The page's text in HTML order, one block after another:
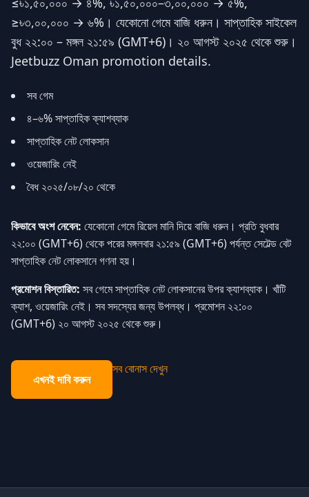
≥৳৩,০০,০০০ → ৬%। যেকোনো গেমে বাজি ধরুন। সাপ্তাহিক সাইকেল
বুধ ২২:০০ – মঙ্গল ২১:৫৯ (GMT+6)। ২০ আগস্ট ২০২৫ থেকে শুরু।
Jeetbuzz Oman promotion details.
সব গেম
৪–৬% সাপ্তাহিক ক্যাশব্যাক
সাপ্তাহিক নেট লোকসান
ওয়েজারিং নেই
বৈধ ২০২৫/০৮/২০ থেকে
কিভাবে অংশ নেবেন: যেকোনো গেমে রিয়েল মানি দিয়ে বাজি ধরুন। প্রতি বুধবার
২২:০০ (GMT+6) থেকে পরের মঙ্গলবার ২১:৫৯ (GMT+6) পর্যন্ত সেটেল্ড বেট
সাপ্তাহিক নেট লোকসানে গণনা হয়।
প্রমোশন বিস্তারিত: সব গেমে সাপ্তাহিক নেট লোকসানের উপর ক্যাশব্যাক। খাঁটি
ক্যাশ, ওয়েজারিং নেই। সব সদস্যের জন্য উপলব্ধ। প্রমোশন ২২:০০
(GMT+6) ২০ আগস্ট ২০২৫ থেকে শুরু।
এখনই দাবি করুন
সব বোনাস দেখুন